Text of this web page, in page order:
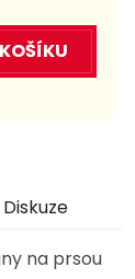
Diskuze
na prsou